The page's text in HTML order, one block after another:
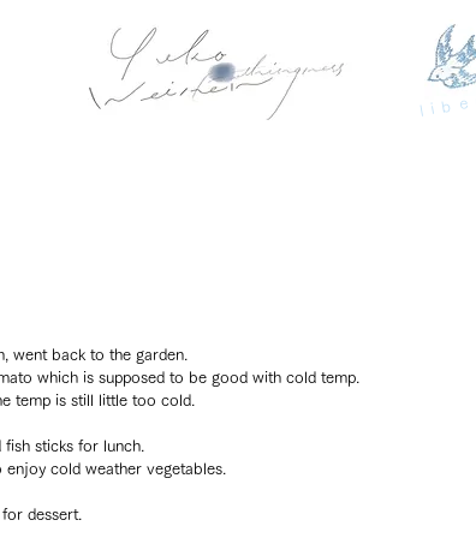
went back to the garden.
which is supposed to be good with cold temp.
temp is still little too cold.
sticks for lunch.
cold weather vegetables.
dessert.